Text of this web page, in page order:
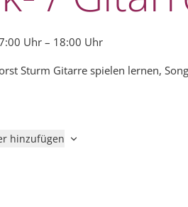
Uhr– 18:00 Uhr
Sturm Gitarre spielen lernen,
hinzufügen